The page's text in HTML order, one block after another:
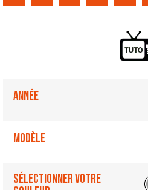
Année
Modèle
Sélectionner votre